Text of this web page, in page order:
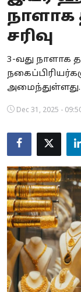
Business
Crime
Tamilnadu
National
Astrology
Spirituality
Weather
Politics
சரிவு
3-வது நாளாக
அமைந்துள்ளது.
Dec 31, 2025 -